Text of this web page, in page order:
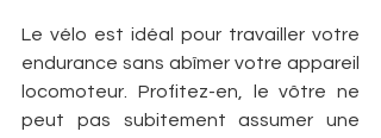
Le vélo est idéal pour travailler votre
endurance sans abîmer votre appareil
locomoteur. Profitez-en, le vôtre ne
peut pas subitement assumer une